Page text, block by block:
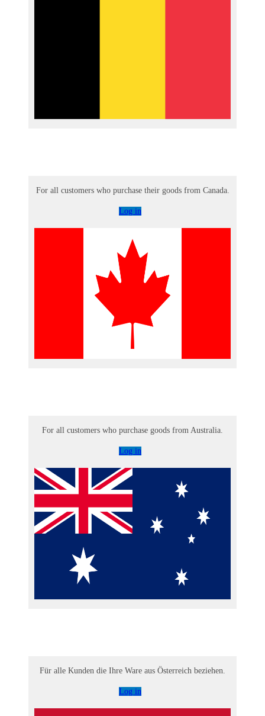
For all customers who purchase their goods from Canada.
Log in
For all customers who purchase goods from Australia.
Log in
Für alle Kunden die Ihre Ware aus Österreich beziehen.
Log in